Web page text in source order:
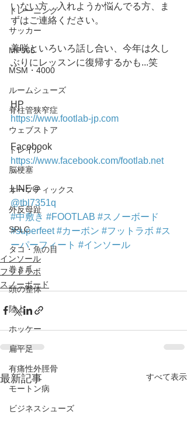
トレーニング
サッカー
MP365
MSM・4000
ルームシューズ
脊柱管狭窄症
ウェブストア
トレイル
脳梗塞
オーソティックス
外反母趾
SPLC
タコ・魚の目
巻き爪
頭の整体
陸上
ホッケー
扁平足
有痛性外脛骨
モートン病
ビジネスシューズ
いない方、入れようか悩んでる方、ま
ずはご連絡ください。
美咲といろいろ話し合い、今年は久し
ぶりにレッスンに復帰するかも...笑
HP
https://www.footlab-jp.com
Facebook
https://www.facebook.com/footlab.net
LINE＠
@tbl7351q
#中敷き #FOOTLAB #スノーボード
#superfeet #カーボン #フットラボ #ス
ーパーフィート #インソール
インソール
フットラボ
スノーボード
最新記事 すべて表示